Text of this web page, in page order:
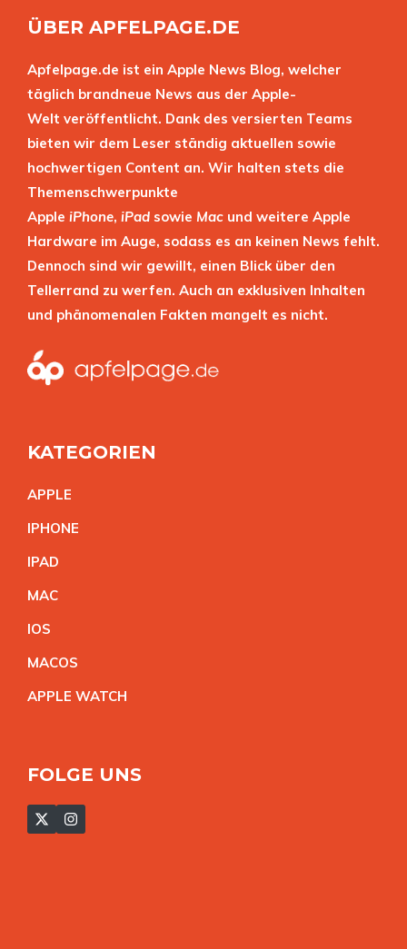
ÜBER APFELPAGE.DE
Apfelpage.de ist ein Apple News Blog, welcher
täglich brandneue News aus der Apple-
Welt veröffentlicht. Dank des versierten Teams
bieten wir dem Leser ständig aktuellen sowie
hochwertigen Content an. Wir halten stets die
Themenschwerpunkte
Apple iPhone, iPad sowie Mac und weitere Apple
Hardware im Auge, sodass es an keinen News fehlt.
Dennoch sind wir gewillt, einen Blick über den
Tellerrand zu werfen. Auch an exklusiven Inhalten
und phänomenalen Fakten mangelt es nicht.
KATEGORIEN
APPLE
IPHONE
IPAD
MAC
IOS
MACOS
APPLE WATCH
FOLGE UNS